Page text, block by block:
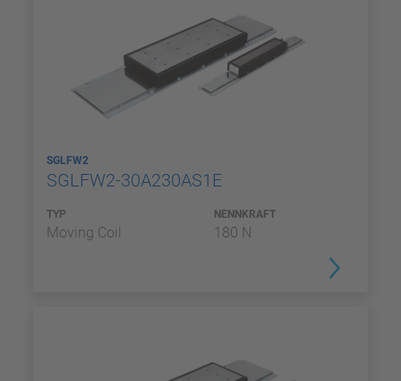
SGLFW2
SGLFW2-30A230AS1E
TYP
Moving Coil
NENNKRAFT
180 N